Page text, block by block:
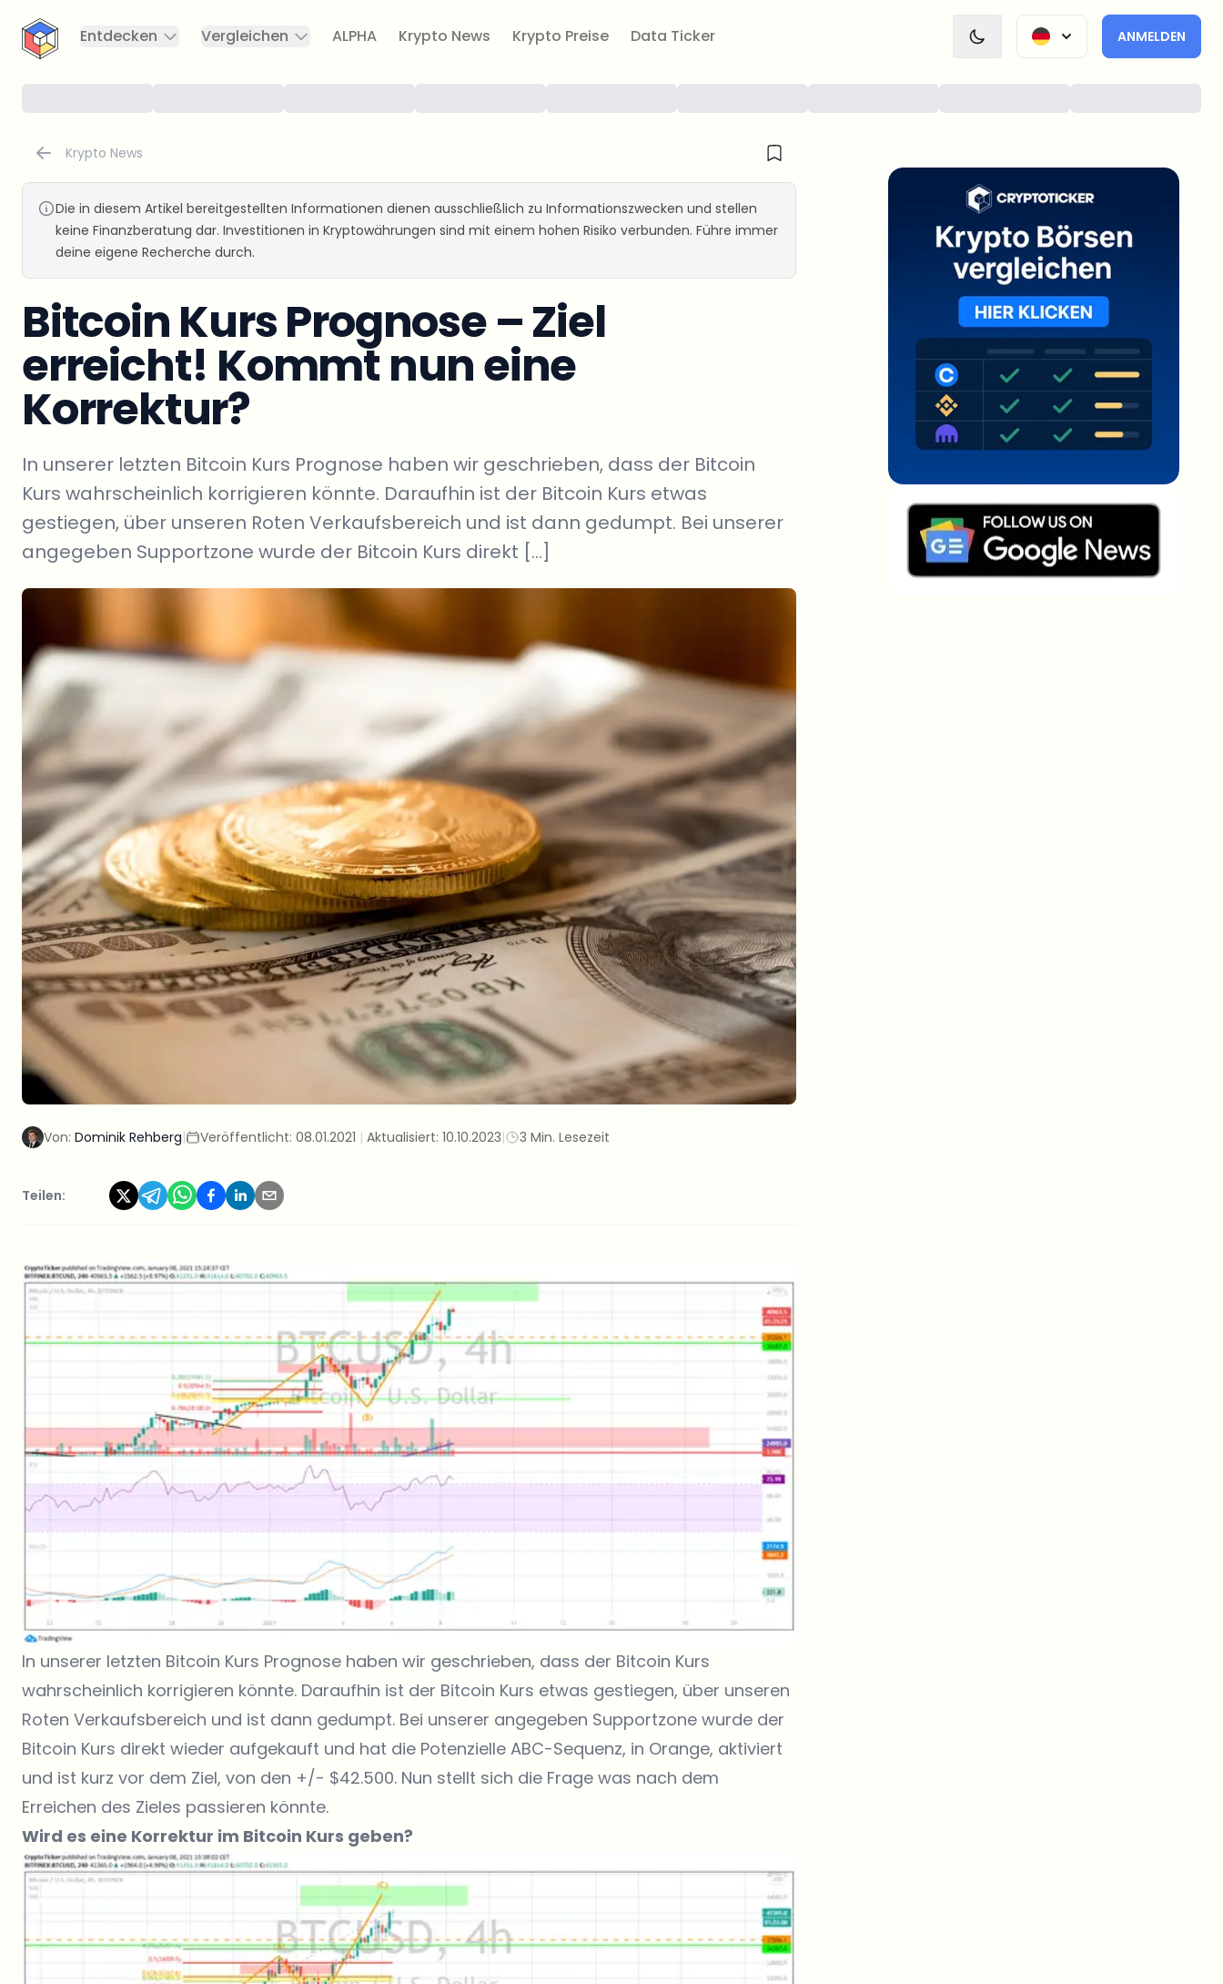
CryptoTicker
Entdecken
Vergleichen ALPHA Krypto News Krypto Preise Data Ticker ANMELDEN
Krypto News
Die in diesem Artikel bereitgestellten Informationen dienen ausschließlich zu Informationszwecken und stellen
keine Finanzberatung dar. Investitionen in Kryptowährungen sind mit einem hohen Risiko verbunden. Führe immer
deine eigene Recherche durch.
Bitcoin Kurs Prognose – Ziel
erreicht! Kommt nun eine
Korrektur?
In unserer letzten Bitcoin Kurs Prognose haben wir geschrieben, dass der Bitcoin
Kurs wahrscheinlich korrigieren könnte. Daraufhin ist der Bitcoin Kurs etwas
gestiegen, über unseren Roten Verkaufsbereich und ist dann gedumpt. Bei unserer
angegeben Supportzone wurde der Bitcoin Kurs direkt […]
Von: Dominik Rehberg| Veröffentlicht: 08.01.2021 | Aktualisiert: 10.10.2023| 3 Min. Lesezeit
Teilen:
In unserer letzten Bitcoin Kurs Prognose haben wir geschrieben, dass der Bitcoin Kurs
wahrscheinlich korrigieren könnte. Daraufhin ist der Bitcoin Kurs etwas gestiegen, über unseren
Roten Verkaufsbereich und ist dann gedumpt. Bei unserer angegeben Supportzone wurde der
Bitcoin Kurs direkt wieder aufgekauft und hat die Potenzielle ABC-Sequenz, in Orange, aktiviert
und ist kurz vor dem Ziel, von den +/- $42.500. Nun stellt sich die Frage was nach dem
Erreichen des Zieles passieren könnte.
Wird es eine Korrektur im Bitcoin Kurs geben?